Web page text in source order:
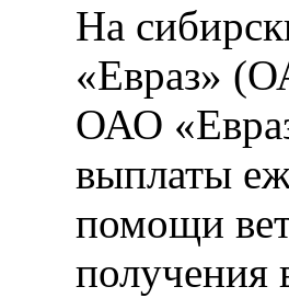
На
«Евраз»
ОАО
выплаты
помощи
получения